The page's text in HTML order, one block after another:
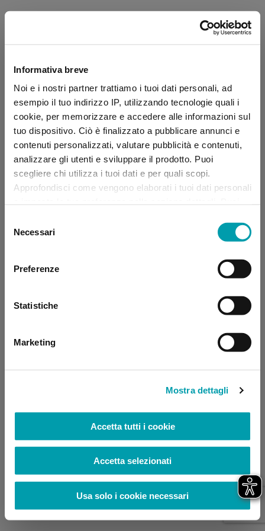
Informativa breve
Noi e i nostri partner trattiamo i tuoi dati personali, ad
esempio il tuo indirizzo IP, utilizzando tecnologie quali i
cookie, per memorizzare e accedere alle informazioni sul
tuo dispositivo. Ciò è finalizzato a pubblicare annunci e
contenuti personalizzati, valutare pubblicità e contenuti,
analizzare gli utenti e sviluppare il prodotto. Puoi
scegliere chi utilizza i tuoi dati e per quali scopi.
Approfondisci come vengono elaborati i tuoi dati personali
momento dalla Dichiarazione sui “
delNecessari
Preferenze
Statistiche
Marketing
Mostra dettagli
Accetta tutti i cookie
Accetta selezionati
Usa solo i cookie necessari
Application error: a client-side exception has occurred (see the
browser console for more information)